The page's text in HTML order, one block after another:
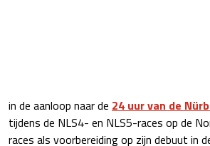
in de aanloop naar de 24 uur van de
tijdens de NLS4- en NLS5-races op de
races als voorbereiding op zijn debuut in